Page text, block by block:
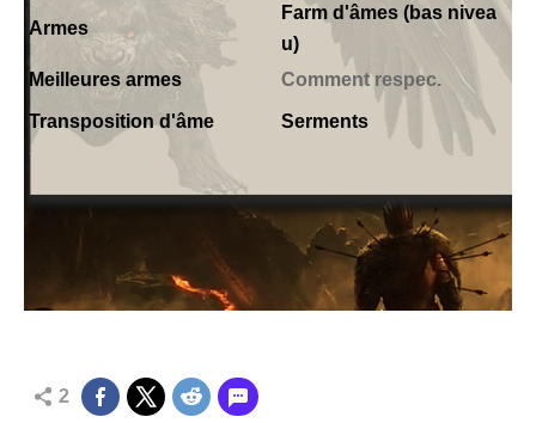
Armes
Farm d'âmes (bas nivea
u)
Meilleures armes
Comment respec.
Transposition d'âme Serments
2